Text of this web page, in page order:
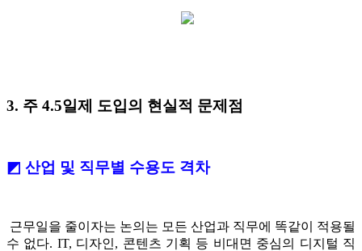
3. 주 4.5일제 도입의 현실적 문제점
◩ 산업 및 직무별 수용도 격차
근무일을 줄이자는 논의는 모든 산업과 직무에 똑같이 적용될
수 없다. IT, 디자인, 콘텐츠 기획 등 비대면 중심의 디지털 직